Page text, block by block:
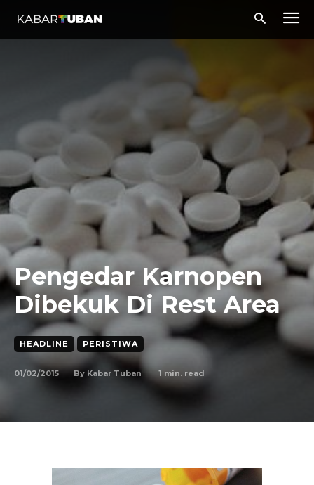
Pengedar Karnopen
Dibekuk Di Rest Area
HEADLINE PERISTIWA
01/02/2015 By Kabar Tuban 1 min. read